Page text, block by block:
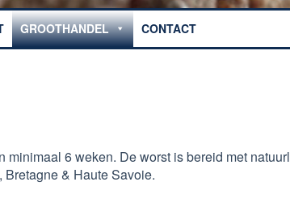
GROOTHANDEL CONTACT
6 weken. De worst is bereid met
& Haute Savoie.